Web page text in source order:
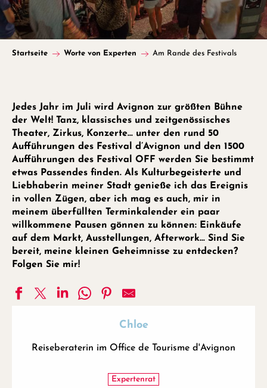
Startseite Worte von Experten Am Rande des Festivals
Jedes Jahr im Juli wird Avignon zur größten Bühne
der Welt! Tanz, klassisches und zeitgenössisches
Theater, Zirkus, Konzerte… unter den rund 50
Aufführungen des Festival d’Avignon und den 1500
Aufführungen des Festival OFF werden Sie bestimmt
etwas Passendes finden. Als Kulturbegeisterte und
Liebhaberin meiner Stadt genieße ich das Ereignis
in vollen Zügen, aber ich mag es auch, mir in
meinem überfüllten Terminkalender ein paar
willkommene Pausen gönnen zu können: Einkäufe
auf dem Markt, Ausstellungen, Afterwork… Sind Sie
bereit, meine kleinen Geheimnisse zu entdecken?
Folgen Sie mir!
Chloe
Reiseberaterin im Office de Tourisme d'Avignon
Expertenrat